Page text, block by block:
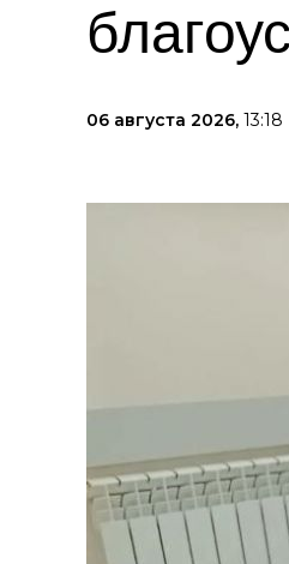
06 августа 2026, 13:18